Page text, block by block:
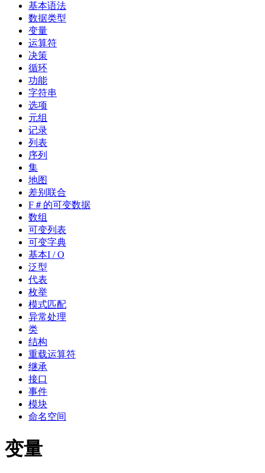
基本语法
数据类型
变量
运算符
决策
循环
功能
字符串
选项
元组
记录
列表
序列
集
地图
差别联合
F＃的可变数据
数组
可变列表
可变字典
基本I / O
泛型
代表
枚举
模式匹配
异常处理
类
结构
重载运算符
继承
接口
事件
模块
命名空间
变量